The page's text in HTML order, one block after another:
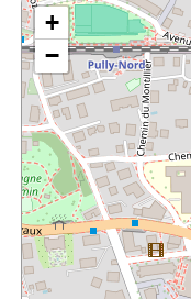
+
−